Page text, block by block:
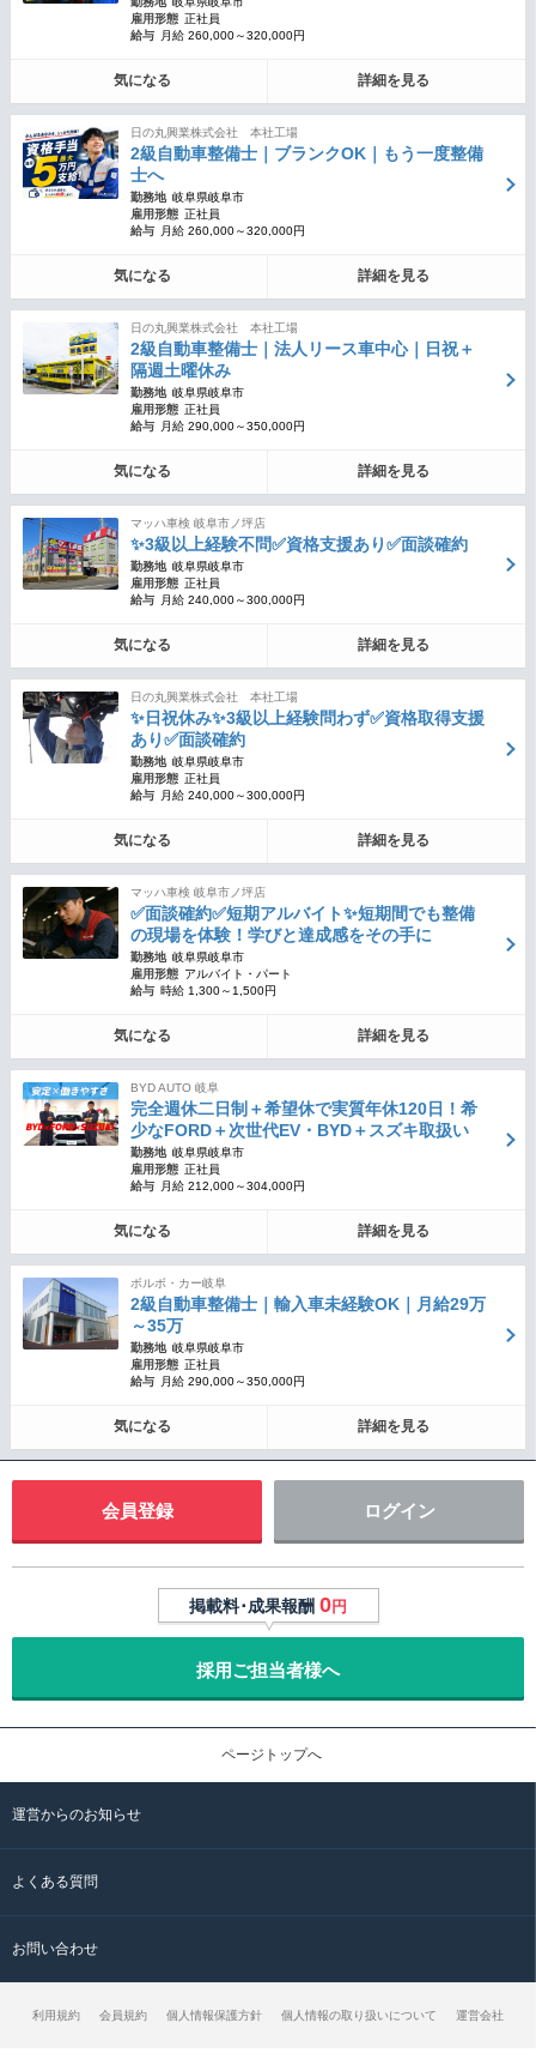
雇用形態 正社員
給与
月給 260,000～320,000円
気になる 詳細を見る
日の丸興業株式会社 本社工場
2級自動車整備士｜ブランクOK｜もう一度整備
士へ
勤務地 岐阜県岐阜市
雇用形態 正社員
給与
月給 260,000～320,000円
気になる 詳細を見る
日の丸興業株式会社 本社工場
2級自動車整備士｜法人リース車中心｜日祝＋
隔週土曜休み
勤務地 岐阜県岐阜市
雇用形態 正社員
給与
月給 290,000～350,000円
気になる 詳細を見る
マッハ車検 岐阜市ノ坪店
✨3級以上経験不問✅資格支援あり✅面談確約
勤務地 岐阜県岐阜市
雇用形態 正社員
給与
月給 240,000～300,000円
気になる 詳細を見る
日の丸興業株式会社 本社工場
✨日祝休み✨3級以上経験問わず✅資格取得支援
あり✅面談確約
勤務地 岐阜県岐阜市
雇用形態 正社員
給与
月給 240,000～300,000円
気になる 詳細を見る
マッハ車検 岐阜市ノ坪店
✅面談確約✅短期アルバイト✨短期間でも整備
の現場を体験！学びと達成感をその手に
勤務地 岐阜県岐阜市
雇用形態 アルバイト・パート
給与 時給 1,300～1,500円
気になる 詳細を見る
BYD AUTO 岐阜
完全週休二日制＋希望休で実質年休120日！希
少なFORD＋次世代EV・BYD＋スズキ取扱い
勤務地 岐阜県岐阜市
雇用形態 正社員
給与
月給 212,000～304,000円
気になる 詳細を見る
ボルボ・カー岐阜
2級自動車整備士｜輸入車未経験OK｜月給29万
～35万
勤務地 岐阜県岐阜市
雇用形態 正社員
給与
月給 290,000～350,000円
気になる 詳細を見る
会員登録 ログイン
掲載料･成果報酬 0円
採用ご担当者様へ
ページトップへ
運営からのお知らせ
よくある質問
お問い合わせ
利用規約 会員規約 個人情報保護方針 個人情報の取り扱いについて 運営会社